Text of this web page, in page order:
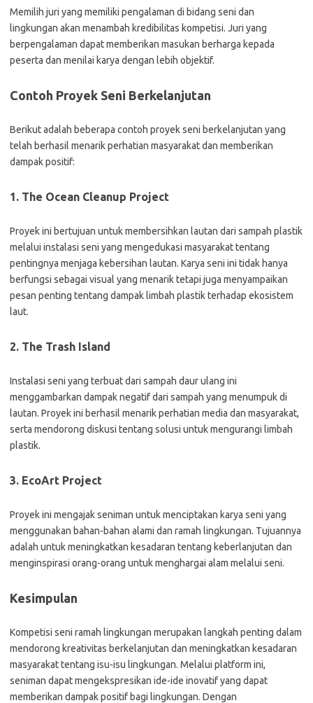
Memilih juri yang memiliki pengalaman di bidang seni dan
lingkungan akan menambah kredibilitas kompetisi. Juri yang
berpengalaman dapat memberikan masukan berharga kepada
peserta dan menilai karya dengan lebih objektif.
Contoh Proyek Seni Berkelanjutan
Berikut adalah beberapa contoh proyek seni berkelanjutan yang
telah berhasil menarik perhatian masyarakat dan memberikan
dampak positif:
1. The Ocean Cleanup Project
Proyek ini bertujuan untuk membersihkan lautan dari sampah plastik
melalui instalasi seni yang mengedukasi masyarakat tentang
pentingnya menjaga kebersihan lautan. Karya seni ini tidak hanya
berfungsi sebagai visual yang menarik tetapi juga menyampaikan
pesan penting tentang dampak limbah plastik terhadap ekosistem
laut.
2. The Trash Island
Instalasi seni yang terbuat dari sampah daur ulang ini
menggambarkan dampak negatif dari sampah yang menumpuk di
lautan. Proyek ini berhasil menarik perhatian media dan masyarakat,
serta mendorong diskusi tentang solusi untuk mengurangi limbah
plastik.
3. EcoArt Project
Proyek ini mengajak seniman untuk menciptakan karya seni yang
menggunakan bahan-bahan alami dan ramah lingkungan. Tujuannya
adalah untuk meningkatkan kesadaran tentang keberlanjutan dan
menginspirasi orang-orang untuk menghargai alam melalui seni.
Kesimpulan
Kompetisi seni ramah lingkungan merupakan langkah penting dalam
mendorong kreativitas berkelanjutan dan meningkatkan kesadaran
masyarakat tentang isu-isu lingkungan. Melalui platform ini,
seniman dapat mengekspresikan ide-ide inovatif yang dapat
memberikan dampak positif bagi lingkungan. Dengan